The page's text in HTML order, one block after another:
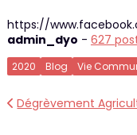
https://
admin_dyo - 627
2020 Blog Vie
Navigation
Dégrèvement